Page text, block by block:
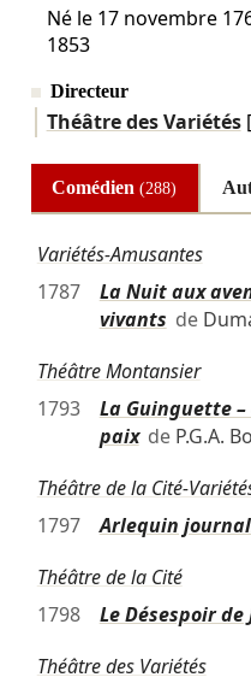
Né le 17 novembre
1853
Directeur
Théâtre des Variétés
Comédien(288)
Variétés-Amusantes
1787
La Nuit aux
vivants de
Théâtre Montansier
1793
La Guinguette
paixde P.G.A.
Théâtre de la Cité-
1797
Arlequin
Théâtre de la Cité
1798
Le Désespoir de
Théâtre des Variétés